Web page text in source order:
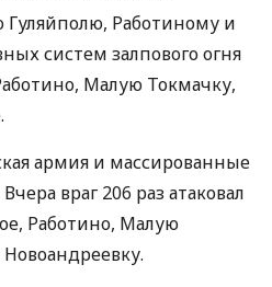
Работиному и
систем залпового огня
Малую Токмачку,
армия и массированные
враг 206 раз атаковал
Работино, Малую